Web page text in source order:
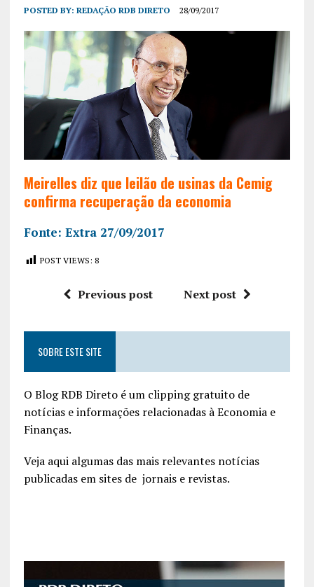
POSTED BY: REDAÇÃO RDB DIRETO 28/09/2017
Meirelles diz que leilão de usinas da Cemig
confirma recuperação da economia
Fonte: Extra 27/09/2017
POST VIEWS: 8
Previous post Next post
SOBRE ESTE SITE
O Blog RDB Direto é um clipping gratuito de
notícias e informações relacionadas à Economia e
Finanças.
Veja aqui algumas das mais relevantes notícias
publicadas em sites de jornais e revistas.